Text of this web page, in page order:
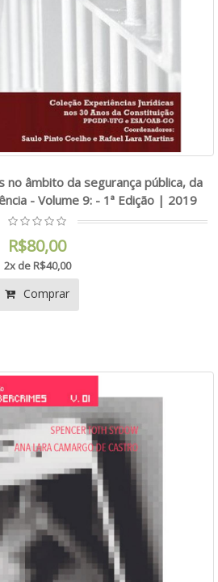
no âmbito da segurança pública, da
- Volume 9: - 1ª Edição | 2019
R$80,00
2x de R$40,00
Comprar